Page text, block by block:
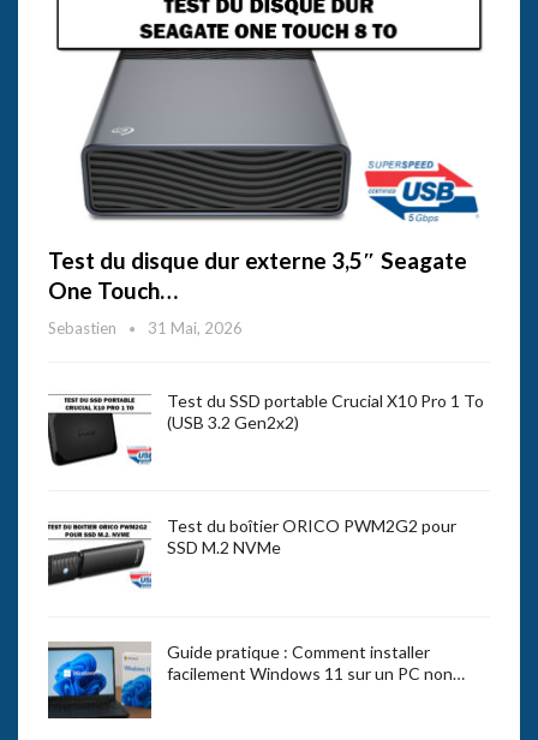
Test du disque dur externe 3,5″ Seagate
One Touch…
Sebastien 31 Mai, 2026
Test du SSD portable Crucial X10 Pro 1 To
(USB 3.2 Gen2x2)
Test du boîtier ORICO PWM2G2 pour
SSD M.2 NVMe
Guide pratique : Comment installer
facilement Windows 11 sur un PC non…